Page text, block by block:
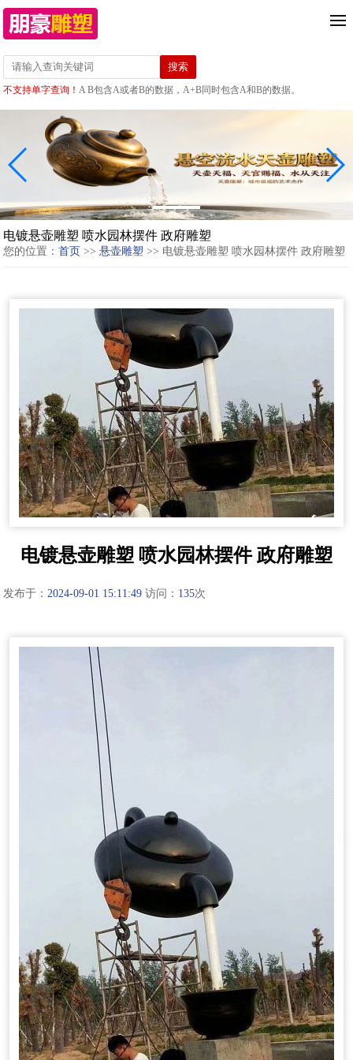
不支持单字查询！A B包含A或者B的数据，A+B同时包含A和B的数据。
电镀悬壶雕塑 喷水园林摆件 政府雕塑
您的位置：首页 >>悬壶雕塑 >> 电镀悬壶雕塑 喷水园林摆件 政府雕塑
电镀悬壶雕塑 喷水园林摆件 政府雕塑
发布于：2024-09-01 15:11:49 访问： 135次